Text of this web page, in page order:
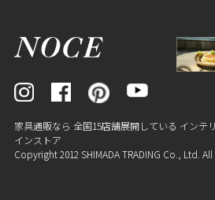
家具通販なら 全国15店舗展開している インテ
インストア
Copyright 2012 SHIMADA TRADING Co., Ltd.